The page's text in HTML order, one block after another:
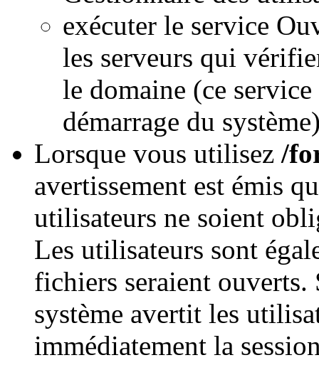
exécuter le service
les serveurs qui
le domaine (ce
démarrage du
Lorsque vous utilisez /
avertissement est émis
utilisateurs ne soient
Les utilisateurs sont
fichiers seraient
système avertit les
immédiatement la